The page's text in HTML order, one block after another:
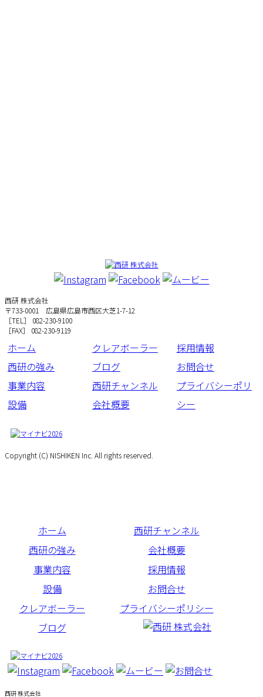
西研 株式会社
〒733-0001 広島県広島市西区大芝1-7-12
［TEL］ 082-230-9100
［FAX］ 082-230-9119
ホーム
西研の強み
事業内容
設備
クレアボーラー
ブログ
西研チャンネル
会社概要
採用情報
お問合せ
プライバシーポリ
シー
Copyright (C) NISHIKEN Inc. All rights reserved.
ホーム
西研の強み
事業内容
設備
クレアボーラー
ブログ
西研チャンネル
会社概要
採用情報
お問合せ
プライバシーポリシー
西研 株式会社